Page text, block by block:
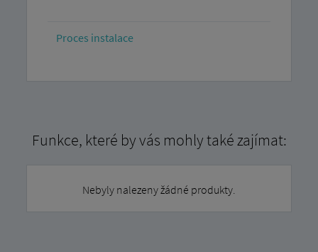
Proces instalace
Funkce, které by vás mohly také zajímat:
Nebyly nalezeny žádné produkty.